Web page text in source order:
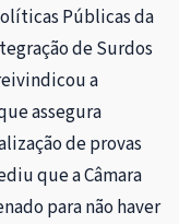
Públicas da
de Surdos
a
assegura
de provas
que a Câmara
para não haver